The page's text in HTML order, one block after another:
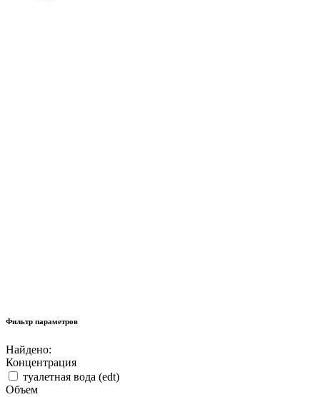
Фильтр параметров
Найдено:
Концентрация
туалетная вода (edt)
Объем